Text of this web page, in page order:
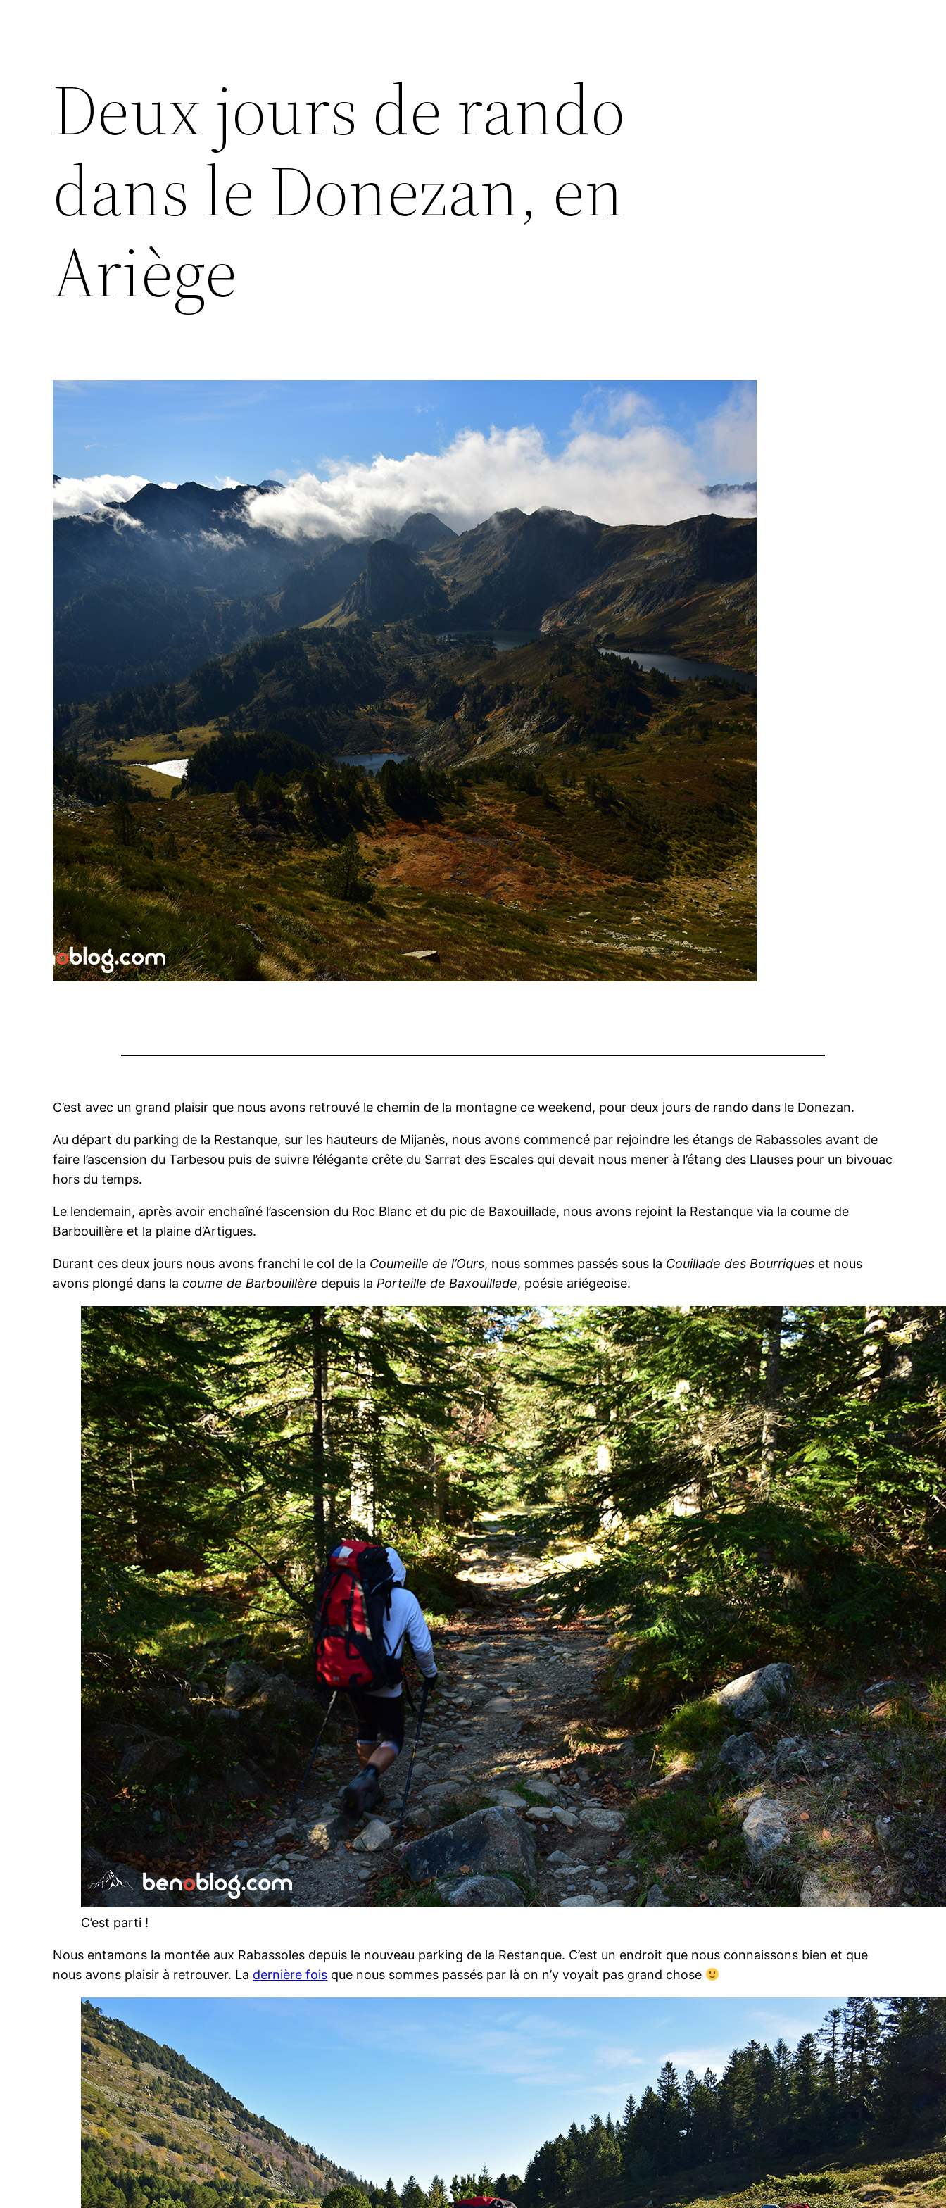
Deux jours de rando
dans le Donezan, en
Ariège
C’est avec un grand plaisir que nous avons retrouvé le chemin de la montagne ce weekend, pour deux jours de rando dans le Donezan.
Au départ du parking de la Restanque, sur les hauteurs de Mijanès, nous avons commencé par rejoindre les étangs de Rabassoles avant de
faire l’ascension du Tarbesou puis de suivre l’élégante crête du Sarrat des Escales qui devait nous mener à l’étang des Llauses pour un bivouac
hors du temps.
Le lendemain, après avoir enchaîné l’ascension du Roc Blanc et du pic de Baxouillade, nous avons rejoint la Restanque via la coume de
Barbouillère et la plaine d’Artigues.
Durant ces deux jours nous avons franchi le col de la Coumeille de l’Ours, nous sommes passés sous la Couillade des Bourriques et nous
avons plongé dans lacoume de Barbouillère depuis la Porteille de Baxouillade, poésie ariégeoise.
C’est parti !
Nous entamons la montée aux Rabassoles depuis le nouveau parking de la Restanque. C’est un endroit que nous connaissons bien et que
nous avons plaisir à retrouver. La dernière fois que nous sommes passés par là on n’y voyait pas grand chose